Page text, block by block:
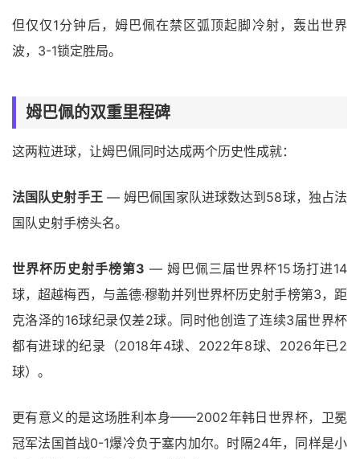
但仅仅1分钟后，姆巴佩在禁区弧顶起脚冷射，轰出世界
波，3-1锁定胜局。
姆巴佩的双重里程碑
这两粒进球，让姆巴佩同时达成两个历史性成就：
法国队史射手王 — 姆巴佩国家队进球数达到58球，独占法
国队史射手榜头名。
世界杯历史射手榜第3 — 姆巴佩三届世界杯15场打进14
球，超越梅西，与盖德·穆勒并列世界杯历史射手榜第3，距
克洛泽的16球纪录仅差2球。同时他创造了连续3届世界杯
都有进球的纪录（2018年4球、2022年8球、2026年已2
球）。
更有意义的是这场胜利本身——2002年韩日世界杯，卫冕
冠军法国首战0-1爆冷负于塞内加尔。时隔24年，同样是小